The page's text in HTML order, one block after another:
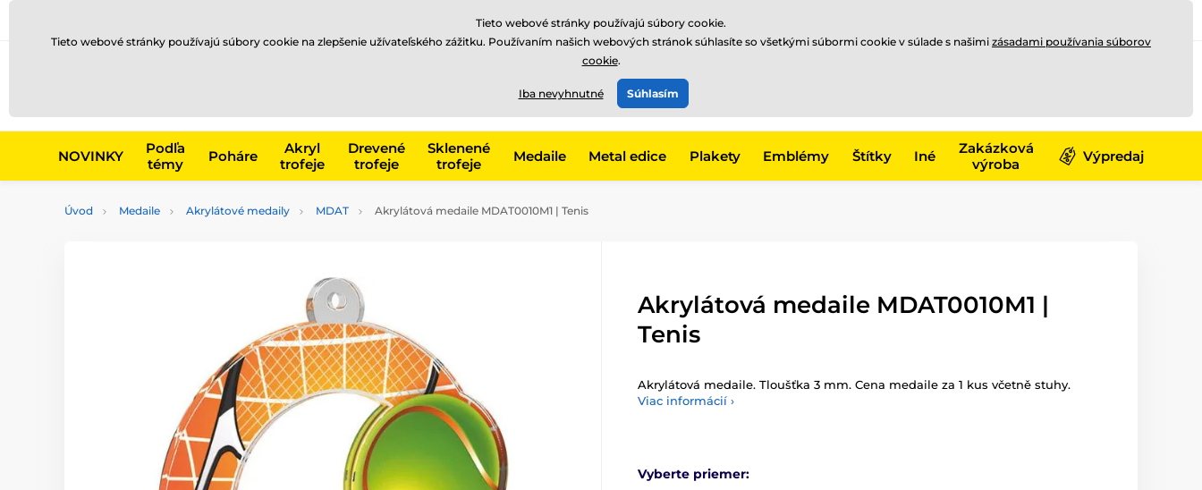
EUR
+421220255160
NOVINKY
Podľa
témy
Poháre
Akryl
trofeje
Drevené
trofeje
Sklenené
trofeje
Medaile Metal edice Plakety Emblémy Štítky Iné
Zakázková
výroba
Výpredaj
Úvod Medaile Akrylátové medaily MDAT Akrylátová medaile MDAT0010M1 | Tenis
Akrylátová medaile MDAT0010M1 |
Tenis
Akrylátová medaile. Tloušťka 3 mm. Cena medaile za 1 kus včetně stuhy.
Viac informácií ›
Vyberte priemer:
Tieto webové stránky používajú súbory cookie.
Tieto webové stránky používajú súbory cookie na zlepšenie užívateľského zážitku. Používaním našich webových stránok súhlasíte so všetkými súbormi cookie v súlade s našimi zásadami používania súborov
cookie.
Iba nevyhnutné Súhlasím